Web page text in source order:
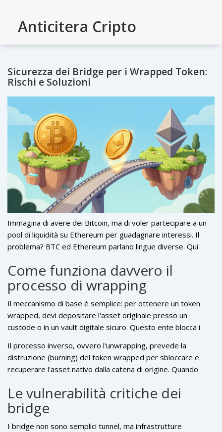
Anticitera Cripto
Sicurezza dei Bridge per i Wrapped Token:
Rischi e Soluzioni
Immagina di avere dei Bitcoin, ma di voler partecipare a un
pool di liquidità su Ethereum per guadagnare interessi. Il
problema? BTC ed Ethereum parlano lingue diverse. Qui
bloccati sulla loro catena nativa e coniati come token
equivalenti su un'altra blockchain. Questa tecnologia è il
cuore dell'interoperabilità, ma nasconde un punto debole
critico: il bridge. Se il ponte crolla, i tuoi token "avvolti"
potrebbero diventare carta straccia in pochi secondi.
Come funziona davvero il
processo di wrapping
Il meccanismo di base è semplice: per ottenere un token
wrapped, devi depositare l'asset originale presso un
custode o in un vault digitale sicuro. Questo ente blocca i
token sulla rete di destinazione. Un esempio classico è il
WBTC: depositi BTC, il custode li mette al sicuro e tu ricevi
WBTC (un token ERC-20) su Ethereum. Puoi scambiarlo,
prestarlo o usarlo in protocolli DeFi, sapendo che il suo
valore è agganciato a quello del Bitcoin originale.
Il processo inverso, ovvero l'unwrapping, prevede la
distruzione (burning) del token wrapped per sbloccare e
recuperare l'asset nativo dalla catena di origine. Quando
l'effetto domino è devastante.
Le vulnerabilità critiche dei
bridge
I bridge non sono semplici tunnel, ma infrastrutture